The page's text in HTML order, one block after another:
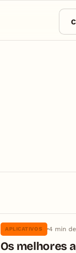
APLICATIVOS 4 min
Os melhores